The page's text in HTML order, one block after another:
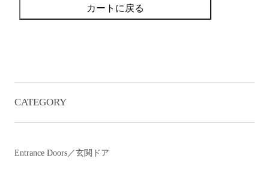
カートに戻る
CATEGORY
Entrance Doors／玄関ドア